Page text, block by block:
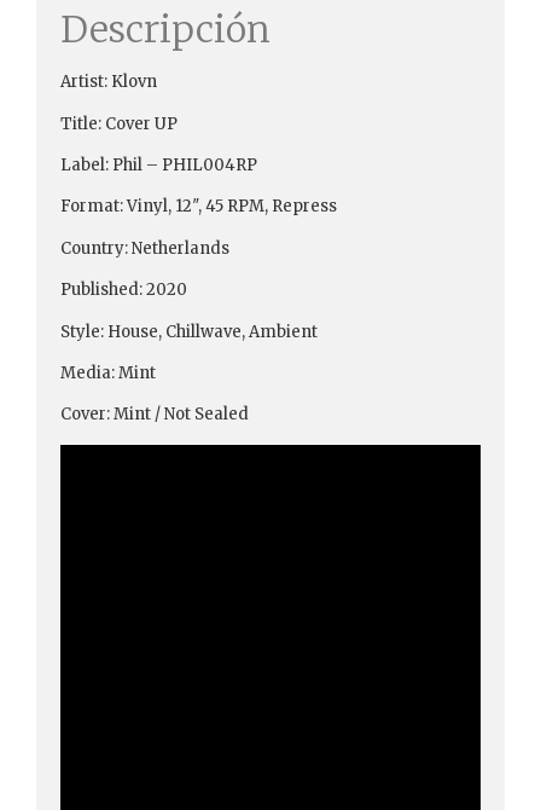
Descripción
Artist: Klovn
Title: Cover UP
Label: Phil – PHIL004RP
Format: Vinyl, 12″, 45 RPM, Repress
Country: Netherlands
Published: 2020
Style: House, Chillwave, Ambient
Media: Mint
Cover: Mint / Not Sealed